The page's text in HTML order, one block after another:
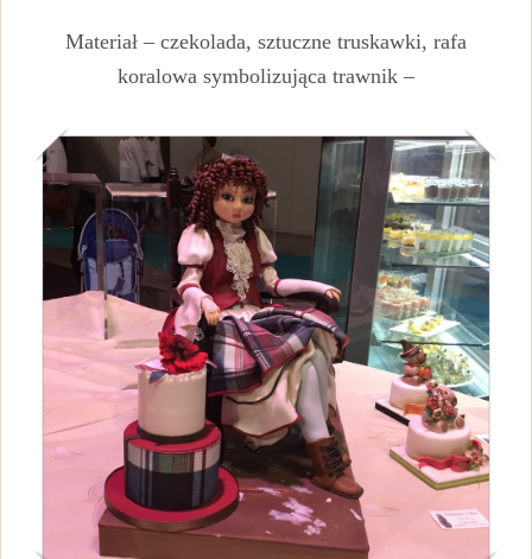
Materiał – czekolada, sztuczne truskawki, rafa
koralowa symbolizująca trawnik –